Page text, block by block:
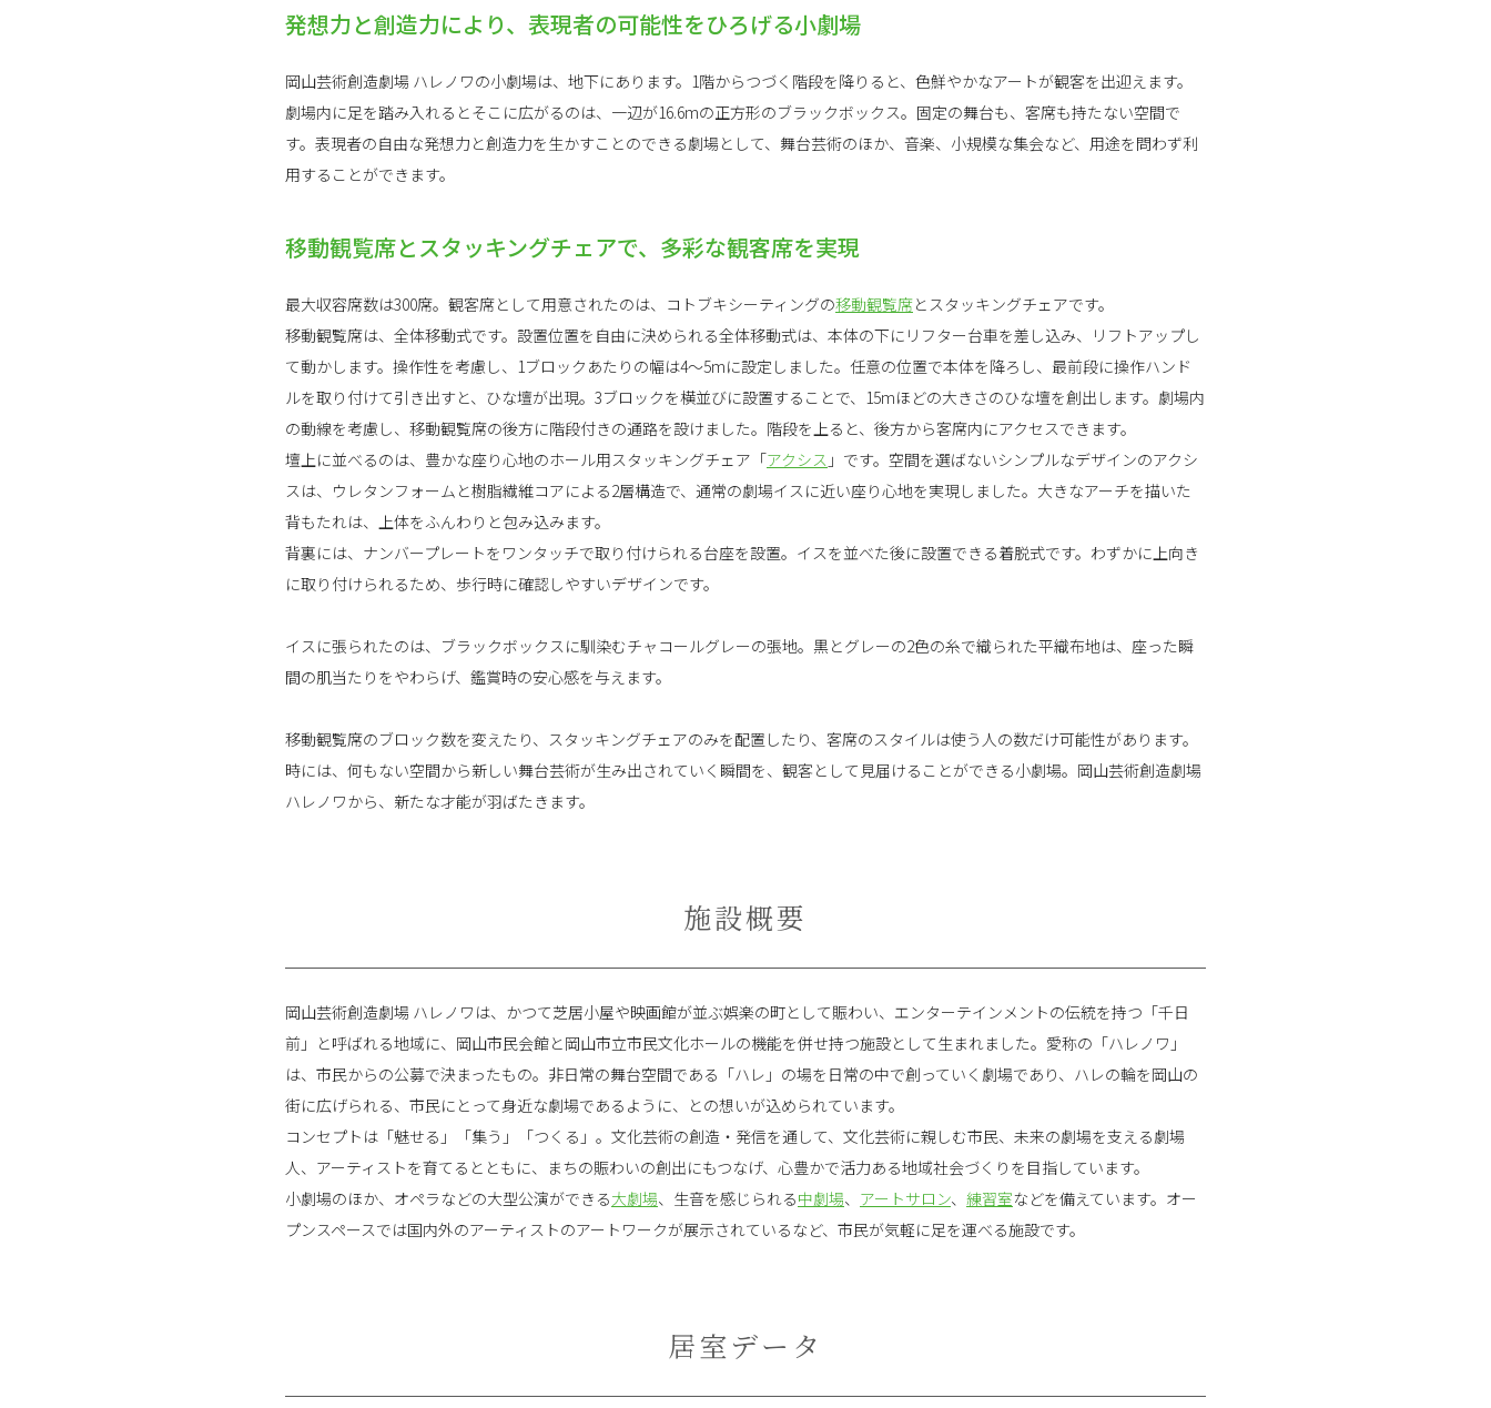
発想力と創造力により、表現者の可能性をひろげる小劇場
岡山芸術創造劇場 ハレノワの小劇場は、地下にあります。1階からつづく階段を降りると、色鮮やかなアートが観客を出迎えます。
劇場内に足を踏み入れるとそこに広がるのは、一辺が16.6mの正方形のブラックボックス。固定の舞台も、客席も持たない空間で
す。表現者の自由な発想力と創造力を生かすことのできる劇場として、舞台芸術のほか、音楽、小規模な集会など、用途を問わず利
用することができます。
移動観覧席とスタッキングチェアで、多彩な観客席を実現
最大収容席数は300席。観客席として用意されたのは、コトブキシーティングの移動観覧席とスタッキングチェアです。
移動観覧席は、全体移動式です。設置位置を自由に決められる全体移動式は、本体の下にリフター台車を差し込み、リフトアップし
て動かします。操作性を考慮し、1ブロックあたりの幅は4〜5mに設定しました。任意の位置で本体を降ろし、最前段に操作ハンド
ルを取り付けて引き出すと、ひな壇が出現。3ブロックを横並びに設置することで、15mほどの大きさのひな壇を創出します。劇場内
の動線を考慮し、移動観覧席の後方に階段付きの通路を設けました。階段を上ると、後方から客席内にアクセスできます。
壇上に並べるのは、豊かな座り心地のホール用スタッキングチェア「アクシス 」です。空間を選ばないシンプルなデザインのアクシ
スは、ウレタンフォームと樹脂繊維コアによる2層構造で、通常の劇場イスに近い座り心地を実現しました。大きなアーチを描いた
背もたれは、上体をふんわりと包み込みます。
背裏には、ナンバープレートをワンタッチで取り付けられる台座を設置。イスを並べた後に設置できる着脱式です。わずかに上向き
に取り付けられるため、歩行時に確認しやすいデザインです。
イスに張られたのは、ブラックボックスに馴染むチャコールグレーの張地。黒とグレーの2色の糸で織られた平織布地は、座った瞬
間の肌当たりをやわらげ、鑑賞時の安心感を与えます。
移動観覧席のブロック数を変えたり、スタッキングチェアのみを配置したり、客席のスタイルは使う人の数だけ可能性があります。
時には、何もない空間から新しい舞台芸術が生み出されていく瞬間を、観客として見届けることができる小劇場。岡山芸術創造劇場
ハレノワから、新たな才能が羽ばたきます。
施設概要
岡山芸術創造劇場 ハレノワは、かつて芝居小屋や映画館が並ぶ娯楽の町として賑わい、エンターテインメントの伝統を持つ「千日
前」と呼ばれる地域に、岡山市民会館と岡山市立市民文化ホールの機能を併せ持つ施設として生まれました。愛称の「ハレノワ」
は、市民からの公募で決まったもの。非日常の舞台空間である「ハレ」の場を日常の中で創っていく劇場であり、ハレの輪を岡山の
街に広げられる、市民にとって身近な劇場であるように、との想いが込められています。
コンセプトは「魅せる」「集う」「つくる」。文化芸術の創造・発信を通して、文化芸術に親しむ市民、未来の劇場を支える劇場
人、アーティストを育てるとともに、まちの賑わいの創出にもつなげ、心豊かで活力ある地域社会づくりを目指しています。
小劇場のほか、オペラなどの大型公演ができる大劇場、生音を感じられる中劇場、 アートサロン、 練習室などを備えています。オー
プンスペースでは国内外のアーティストのアートワークが展示されているなど、市民が気軽に足を運べる施設です。
居室データ